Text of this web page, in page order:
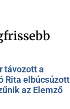
távozott a
Rita elbúcsúzott
az Elemző